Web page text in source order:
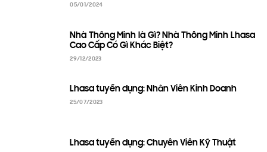
05/01/2024
Nhà Thông Minh là Gì? Nhà Thông Minh Lhasa
Cao Cấp Có Gì Khác Biệt?
29/12/2023
Lhasa tuyển dụng: Nhân Viên Kinh Doanh
25/07/2023
Lhasa tuyển dụng: Chuyên Viên Kỹ Thuật